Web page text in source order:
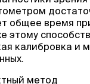
общее время
этому
калибровка и
метод